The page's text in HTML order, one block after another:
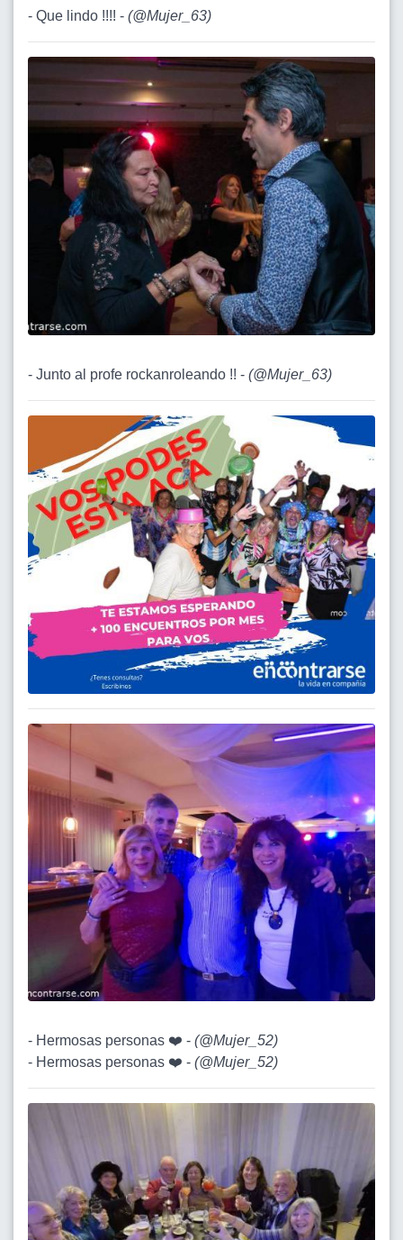
- Que lindo !!!! - (@Mujer_63)
- Junto al profe rockanroleando !! - (@Mujer_63)
- Hermosas personas ❤️ - (@Mujer_52)
- Hermosas personas ❤️ - (@Mujer_52)